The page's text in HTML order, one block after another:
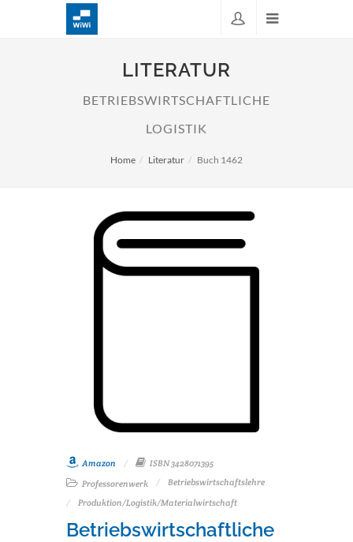
LITERATUR
BETRIEBSWIRTSCHAFTLICHE
LOGISTIK
Home Literatur Buch 1462
Amazon
ISBN 3428071395
Professorenwerk
Betriebswirtschaftslehre
Produktion/Logistik/Materialwirtschaft
Betriebswirtschaftliche